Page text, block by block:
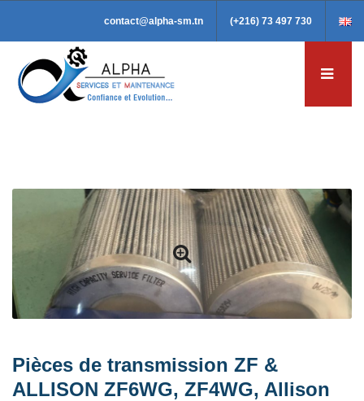
contact@alpha-sm.tn (+216) 73 497 730
Pièces de transmission ZF &
ALLISON ZF6WG, ZF4WG, Allison